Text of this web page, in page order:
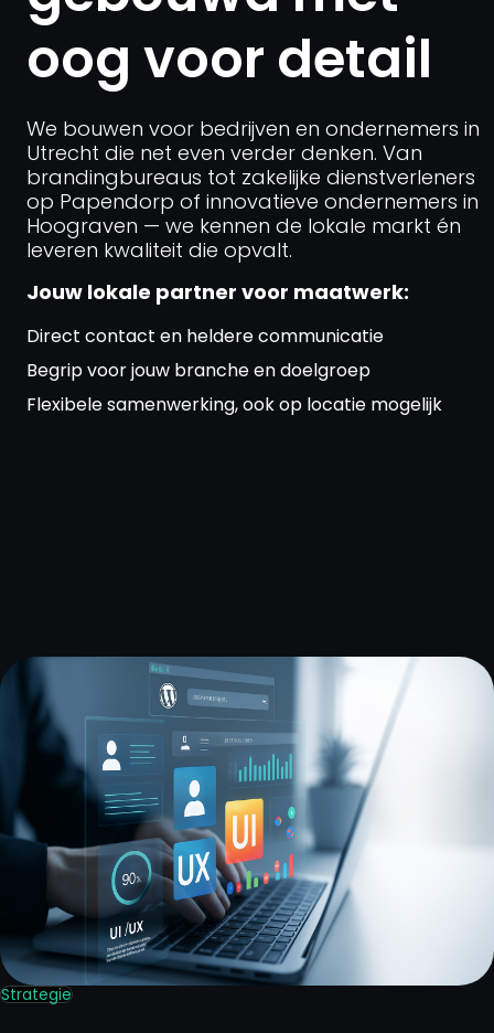
oog voor detail
We bouwen voor bedrijven en ondernemers in
Utrecht die net even verder denken. Van
brandingbureaus tot zakelijke dienstverleners
op Papendorp of innovatieve ondernemers in
Hoograven — we kennen de lokale markt én
leveren kwaliteit die opvalt.
Jouw lokale partner voor maatwerk:
Direct contact en heldere communicatie
Begrip voor jouw branche en doelgroep
Flexibele samenwerking, ook op locatie mogelijk
Strategie